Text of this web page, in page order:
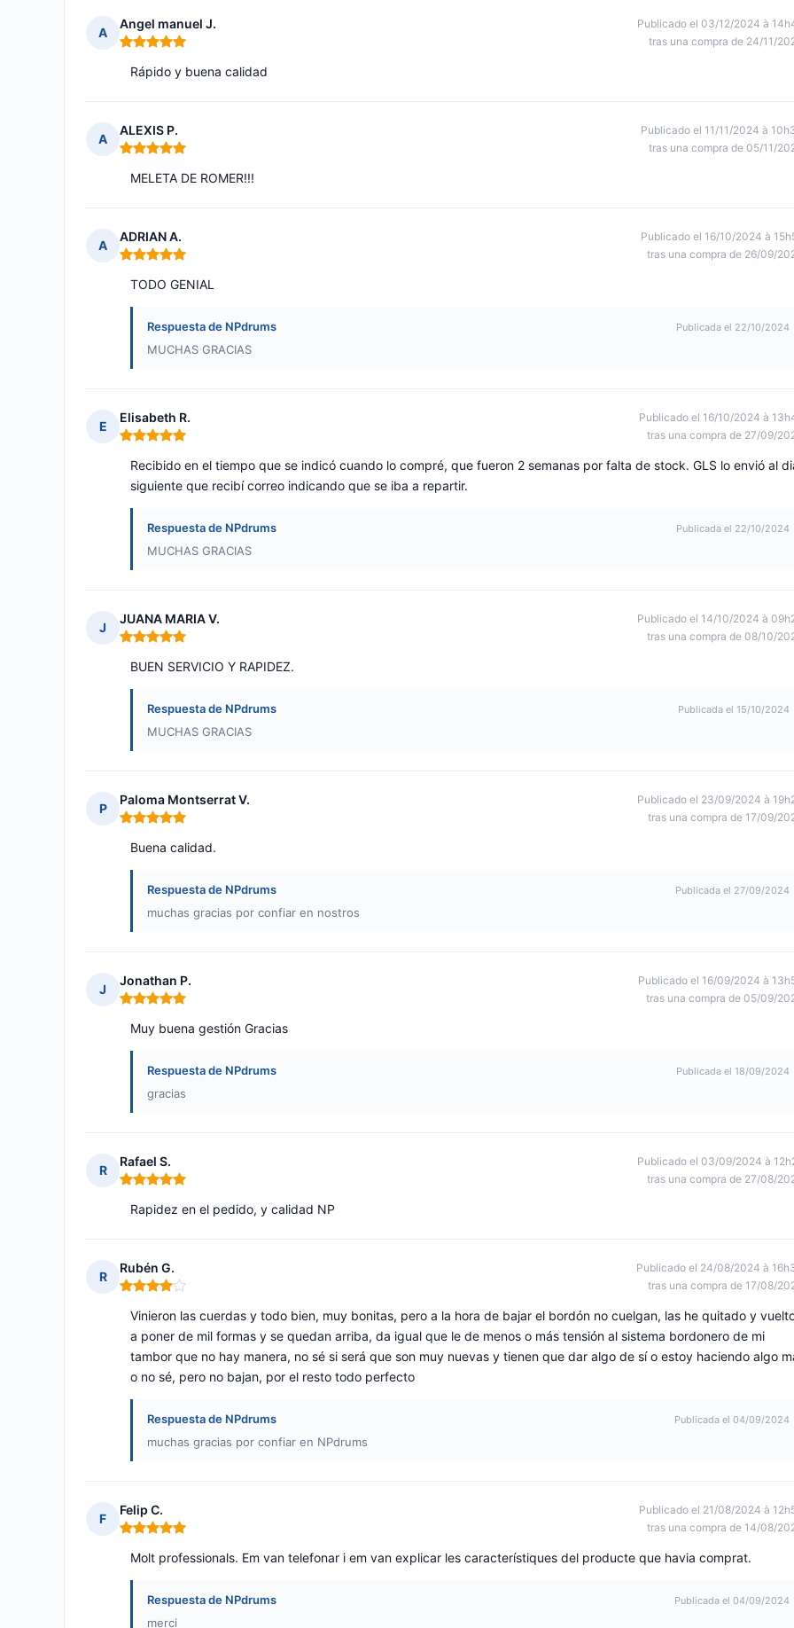
A
Angel manuel J.
Nota: 5 de 5
Publicado el 03/12/2024 à
tras una compra de 24/11/
Rápido y buena calidad
A
ALEXIS P.
Nota: 5 de 5
Publicado el 11/11/2024 à
tras una compra de 05/11/
MELETA DE ROMER!!!
A
ADRIAN A.
Nota: 5 de 5
Publicado el 16/10/2024 à
tras una compra de 26/09/
TODO GENIAL
Respuesta de NPdrums Publicada el 22/10/2024
MUCHAS GRACIAS
E
Elisabeth R.
Nota: 5 de 5
Publicado el 16/10/2024 à
tras una compra de 27/09/
Recibido en el tiempo que se indicó cuando lo compré, que fueron 2 semanas por falta de stock. GLS lo envió al
siguiente que recibí correo indicando que se iba a repartir.
Respuesta de NPdrums Publicada el 22/10/2024
MUCHAS GRACIAS
J
JUANA MARIA V.
Nota: 5 de 5
Publicado el 14/10/2024 à
tras una compra de 08/10/
BUEN SERVICIO Y RAPIDEZ.
Respuesta de NPdrums Publicada el 15/10/2024
MUCHAS GRACIAS
P
Paloma Montserrat V.
Nota: 5 de 5
Publicado el 23/09/2024 à
tras una compra de 17/09/
Buena calidad.
Respuesta de NPdrums Publicada el 27/09/2024
muchas gracias por confiar en nostros
J
Jonathan P.
Nota: 5 de 5
Publicado el 16/09/2024 à
tras una compra de 05/09/
Muy buena gestión Gracias
Respuesta de NPdrums Publicada el 18/09/2024
gracias
R
Rafael S.
Nota: 5 de 5
Publicado el 03/09/2024 à
tras una compra de 27/08/
Rapidez en el pedido, y calidad NP
R
Rubén G.
Nota: 4 de 5
Publicado el 24/08/2024 à
tras una compra de 17/08/
Vinieron las cuerdas y todo bien, muy bonitas, pero a la hora de bajar el bordón no cuelgan, las he quitado y
a poner de mil formas y se quedan arriba, da igual que le de menos o más tensión al sistema bordonero de mi
tambor que no hay manera, no sé si será que son muy nuevas y tienen que dar algo de sí o estoy haciendo algo
o no sé, pero no bajan, por el resto todo perfecto
Respuesta de NPdrums Publicada el 04/09/2024
muchas gracias por confiar en NPdrums
F
Felip C.
Nota: 5 de 5
Publicado el 21/08/2024 à
tras una compra de 14/08/
Molt professionals. Em van telefonar i em van explicar les característiques del producte que havia comprat.
Respuesta de NPdrums Publicada el 04/09/2024
merci